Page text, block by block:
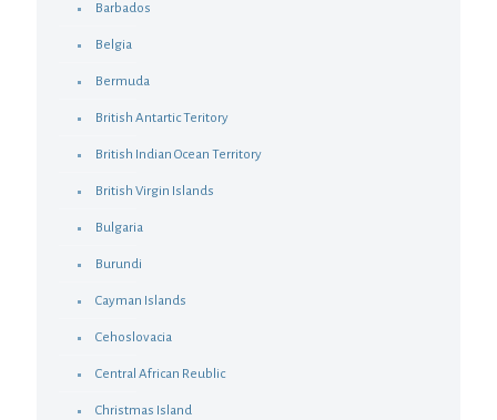
Barbados
Belgia
Bermuda
British Antartic Teritory
British Indian Ocean Territory
British Virgin Islands
Bulgaria
Burundi
Cayman Islands
Cehoslovacia
Central African Reublic
Christmas Island